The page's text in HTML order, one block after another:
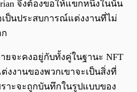
จึงต้องขอให้แขกหนึ่งในนั้น
ป็นประสบการณ์แต่งงานที่ไม่
ยจะคงอยู่กับทั้งคู่ในฐานะ NFT
งงานของพวกเขาจะเป็นสิ่งที่
าะจะถูกบันทึกในรูปแบบของ